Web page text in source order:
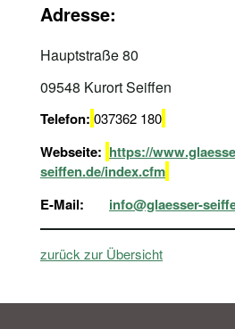
Adresse:
Hauptstraße 80
09548 Kurort Seiffen
Telefon: 037362 180
Webseite: https://
seiffen.de/index.cfm
E-Mail: info@glaesser-
zurück zur Übersicht